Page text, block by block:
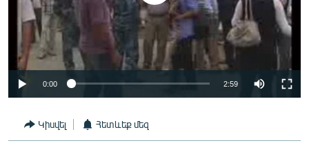
0:00 2:59
Կիսվել Հետևեք մեզ